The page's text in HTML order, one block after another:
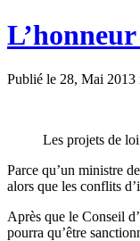
Publié le 28, Mai 2013
Les projets de
Parce qu’un ministre
alors que les conflits
Après que le Conseil
pourra qu’être